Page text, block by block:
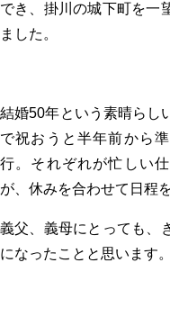
でき、掛川の城下町を一
ました。
結婚50年という素晴らし
で祝おうと半年前から
行。それぞれが忙しい
が、休みを合わせて日程
義父、義母にとっても、
になったことと思います。